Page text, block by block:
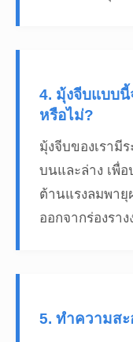
4. มุ้งจีบแบบนี้
หรือไม่?
มุ้งจีบของเรามี
บนและล่าง เพื่
ต้านแรงลมพายุ
ออกจากร่องรา
5. ทำความสะ